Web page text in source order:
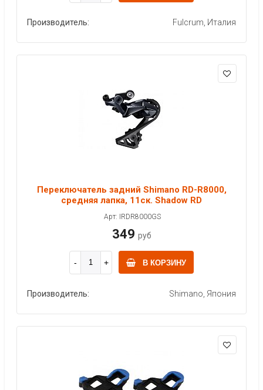
Производитель: Fulcrum, Италия
Переключатель задний Shimano RD-R8000,
средняя лапка, 11ск. Shadow RD
Арт: IRDR8000GS
349 руб
В КОРЗИНУ
Производитель: Shimano, Япония